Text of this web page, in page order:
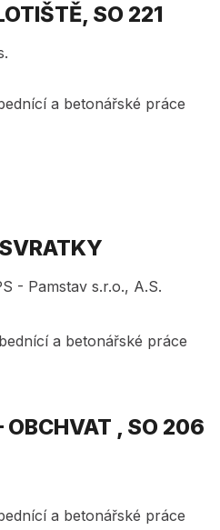
SO 221
a betonářské práce
- Pamstav s.r.o., A.S.
a betonářské práce
OBCHVAT , SO 206
a betonářské práce